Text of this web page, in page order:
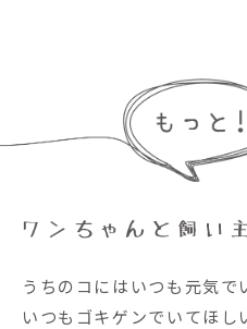
うちのコにはいつも元気で
いつもゴキゲンでいてほし